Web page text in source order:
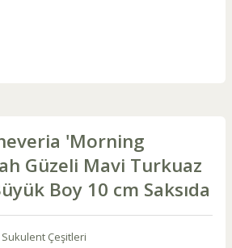
'Morning
Güzeli Mavi Turkuaz
Boy 10 cm Saksıda
Sukulent Çeşitleri